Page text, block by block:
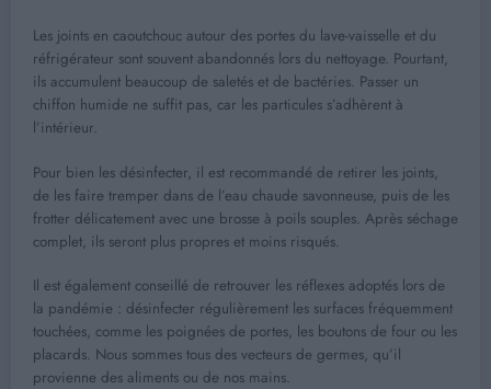
Les joints en caoutchouc autour des portes du lave-vaisselle et du
réfrigérateur sont souvent abandonnés lors du nettoyage. Pourtant,
ils accumulent beaucoup de saletés et de bactéries. Passer un
chiffon humide ne suffit pas, car les particules s’adhèrent à
l’intérieur.
Pour bien les désinfecter, il est recommandé de retirer les joints,
de les faire tremper dans de l’eau chaude savonneuse, puis de les
frotter délicatement avec une brosse à poils souples. Après séchage
complet, ils seront plus propres et moins risqués.
Il est également conseillé de retrouver les réflexes adoptés lors de
la pandémie : désinfecter régulièrement les surfaces fréquemment
touchées, comme les poignées de portes, les boutons de four ou les
placards. Nous sommes tous des vecteurs de germes, qu’il
provienne des aliments ou de nos mains.